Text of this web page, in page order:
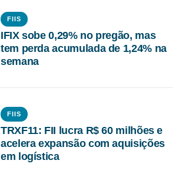
FIIS
IFIX sobe 0,29% no pregão, mas
tem perda acumulada de 1,24% na
semana
FIIS
TRXF11: FII lucra R$ 60 milhões e
acelera expansão com aquisições
em logística